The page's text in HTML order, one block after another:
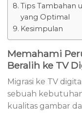
Tips Tambahan
yang Optimal
Kesimpulan
Memahami
Beralih ke TV
Migrasi ke TV
sebuah
kualitas gambar